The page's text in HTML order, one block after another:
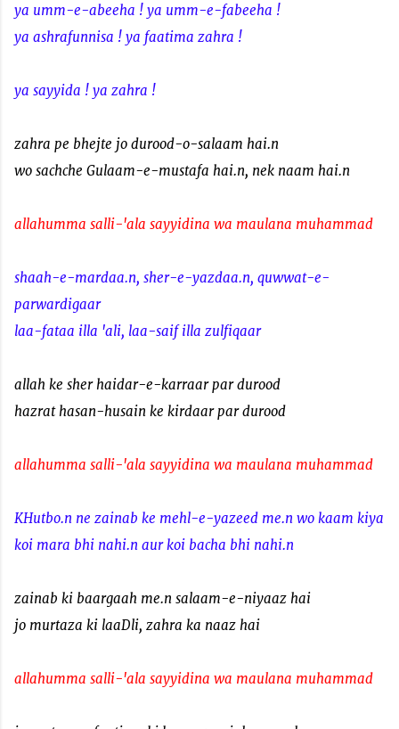
ya umm-e-abeeha ! ya umm-e-fabeeha !
ya ashrafunnisa ! ya faatima zahra !
ya sayyida ! ya zahra !
zahra pe bhejte jo durood-o-salaam hai.n
wo sachche Gulaam-e-mustafa hai.n, nek naam hai.n
allahumma salli-'ala sayyidina wa maulana muhammad
shaah-e-mardaa.n, sher-e-yazdaa.n, quwwat-e-
parwardigaar
laa-fataa illa 'ali, laa-saif illa zulfiqaar
allah ke sher haidar-e-karraar par durood
hazrat hasan-husain ke kirdaar par durood
allahumma salli-'ala sayyidina wa maulana muhammad
KHutbo.n ne zainab ke mehl-e-yazeed me.n wo kaam kiya
koi mara bhi nahi.n aur koi bacha bhi nahi.n
zainab ki baargaah me.n salaam-e-niyaaz hai
jo murtaza ki laaDli, zahra ka naaz hai
allahumma salli-'ala sayyidina wa maulana muhammad